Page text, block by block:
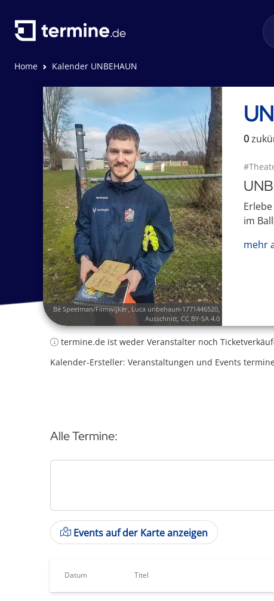
Home Kalender UNBEHAUN
Bé Speelman/Filmwijker, Luca unbehaun-1771446520,
Ausschnitt, CC BY-SA 4.0
0
im
mehr
termine.de ist weder Veranstalter noch
Kalender-Ersteller: Veranstaltungen und Events
Alle Termine:
Events auf der Karte anzeigen
Datum Titel